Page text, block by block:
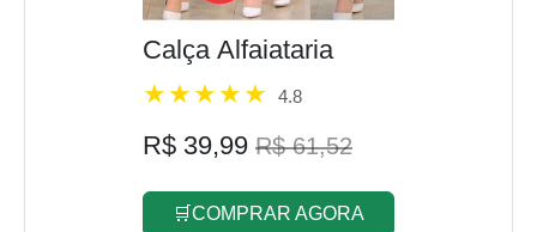
Calça Alfaiataria
4.8
R$ 39,99 R$ 61,52
🛒COMPRAR AGORA